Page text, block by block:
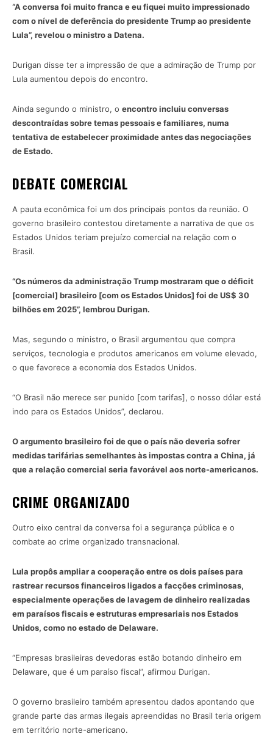
“A conversa foi muito franca e eu fiquei muito impressionado
com o nível de deferência do presidente Trump ao presidente
Lula”, revelou o ministro a Datena.
Durigan disse ter a impressão de que a admiração de Trump por
Lula aumentou depois do encontro.
Ainda segundo o ministro, o encontro incluiu conversas
descontraídas sobre temas pessoais e familiares, numa
tentativa de estabelecer proximidade antes das negociações
de Estado.
DEBATE COMERCIAL
A pauta econômica foi um dos principais pontos da reunião. O
governo brasileiro contestou diretamente a narrativa de que os
Estados Unidos teriam prejuízo comercial na relação com o
Brasil.
“Os números da administração Trump mostraram que o déficit
[comercial] brasileiro [com os Estados Unidos] foi de US$ 30
bilhões em 2025”, lembrou Durigan.
Mas, segundo o ministro, o Brasil argumentou que compra
serviços, tecnologia e produtos americanos em volume elevado,
o que favorece a economia dos Estados Unidos.
“O Brasil não merece ser punido [com tarifas], o nosso dólar está
indo para os Estados Unidos”, declarou.
O argumento brasileiro foi de que o país não deveria sofrer
medidas tarifárias semelhantes às impostas contra a China, já
que a relação comercial seria favorável aos norte-americanos.
CRIME ORGANIZADO
Outro eixo central da conversa foi a segurança pública e o
combate ao crime organizado transnacional.
Lula propôs ampliar a cooperação entre os dois países para
rastrear recursos financeiros ligados a facções criminosas,
especialmente operações de lavagem de dinheiro realizadas
em paraísos fiscais e estruturas empresariais nos Estados
Unidos, como no estado de Delaware.
“Empresas brasileiras devedoras estão botando dinheiro em
Delaware, que é um paraíso fiscal”, afirmou Durigan.
O governo brasileiro também apresentou dados apontando que
grande parte das armas ilegais apreendidas no Brasil teria origem
em território norte-americano.